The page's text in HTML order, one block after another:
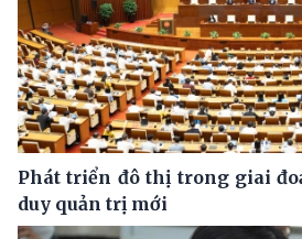
Phát triển đô thị trong giai
duy quản trị mới